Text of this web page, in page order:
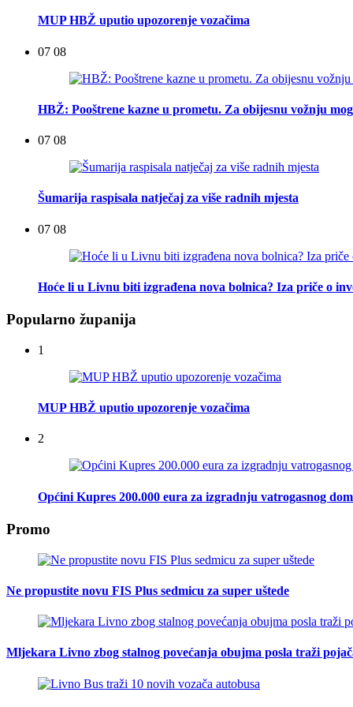
MUP HBŽ uputio upozorenje vozačima
07 08
HBŽ: Pooštrene kazne u prometu. Za obijesnu vožnju
07 08
Šumarija raspisala natječaj za više radnih mjesta
07 08
Hoće li u Livnu biti izgrađena nova bolnica? Iza priče o
Popularno županija
1
MUP HBŽ uputio upozorenje vozačima
2
Općini Kupres 200.000 eura za izgradnju vatrogasnog
Promo
Ne propustite novu FIS Plus sedmicu za super uštede
Mljekara Livno zbog stalnog povećanja obujma posla traži